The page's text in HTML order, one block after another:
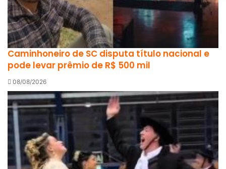
Caminhoneiro de SC disputa título nacional e
pode levar prêmio de R$ 500 mil
08/08/2026